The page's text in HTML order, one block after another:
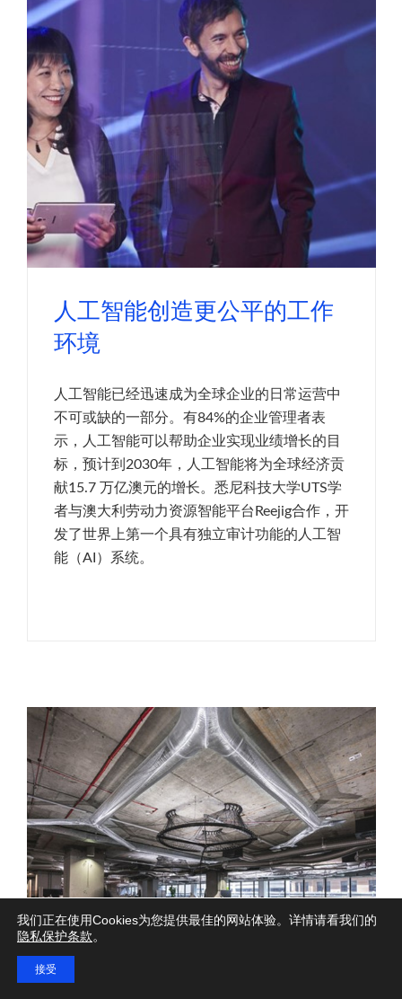
人工智能创造更公平的工作
环境
人工智能已经迅速成为全球企业的日常运营中
不可或缺的一部分。有84%的企业管理者表
示，人工智能可以帮助企业实现业绩增长的目
标，预计到2030年，人工智能将为全球经济贡
献15.7 万亿澳元的增长。悉尼科技大学UTS学
者与澳大利劳动力资源智能平台Reejig合作，开
发了世界上第一个具有独立审计功能的人工智
能（AI）系统。
我们正在使用Cookies为您提供最佳的网站体验。详情请看我们的
隐私保护条款。
接受